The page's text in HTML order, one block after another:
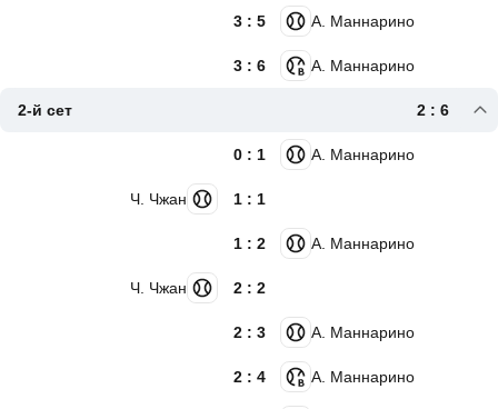
А. Маннарино
3 : 5
А. Маннарино
3 : 6
2-й сет 2 : 6
А. Маннарино
0 : 1
Ч. Чжан 1 : 1
А. Маннарино
1 : 2
Ч. Чжан 2 : 2
А. Маннарино
2 : 3
А. Маннарино
2 : 4